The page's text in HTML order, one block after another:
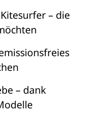
– die
öchten
– dank